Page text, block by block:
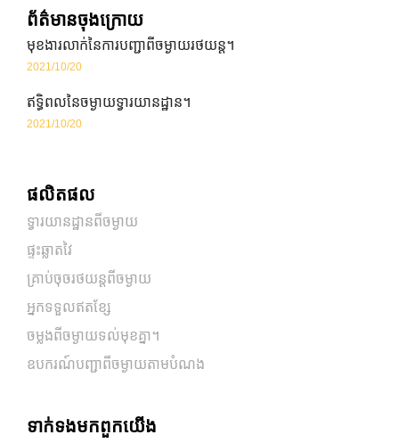
ព័ត៌មានចុងក្រោយ
មុខងារលាក់នៃការបញ្ជាពីចម្ងាយរថយន្ត។
2021/10/20
ឥទ្ធិពលនៃចម្ងាយទ្វារយានដ្ឋាន។
2021/10/20
ផលិតផល
ទ្វារយានដ្ឋានពីចម្ងាយ
ផ្ទះឆ្លាតវៃ
គ្រាប់ចុចរថយន្តពីចម្ងាយ
អ្នកទទួលឥតខ្សែ
ចម្លងពីចម្ងាយទល់មុខគ្នា។
ឧបករណ៍បញ្ជាពីចម្ងាយតាមបំណង
ទាក់ទង​មក​ពួក​យើង